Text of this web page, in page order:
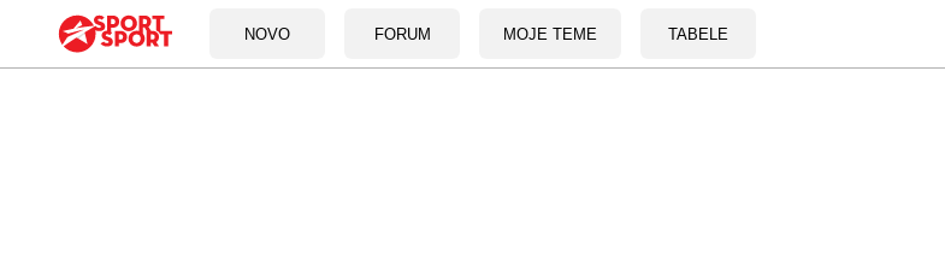
NOVO FORUM MOJE TEME TABELE